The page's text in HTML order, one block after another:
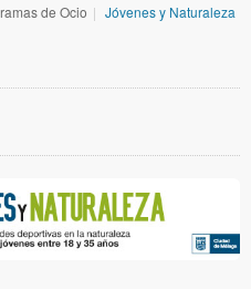
Alta de Usuari@
de Ocio | Jóvenes y Naturaleza